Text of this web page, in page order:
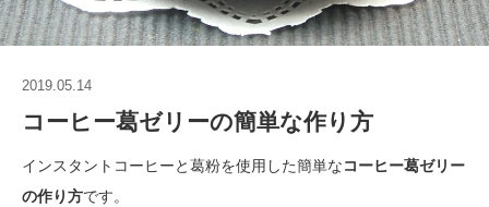
2019.05.14
コーヒー葛ゼリーの簡単な作り方
インスタントコーヒーと葛粉を使用した簡単なコーヒー葛ゼリー
の作り方です。